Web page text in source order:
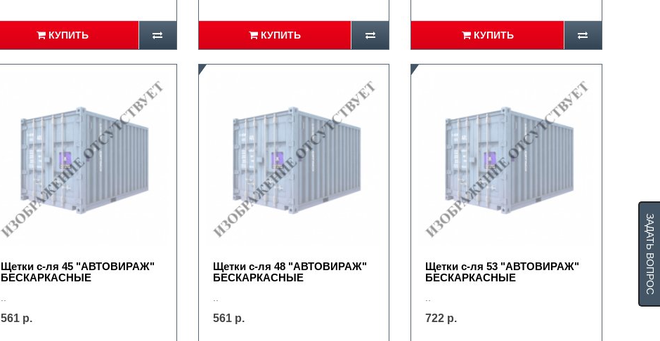
КУПИТЬ КУПИТЬ КУПИТЬ
Щетки с-ля 45 "АВТОВИРАЖ"
БЕСКАРКАСНЫЕ
..
561 р.
Щетки с-ля 48 "АВТОВИРАЖ"
БЕСКАРКАСНЫЕ
..
561 р.
Щетки с-ля 53 "АВТОВИРАЖ"
БЕСКАРКАСНЫЕ
..
722 р.
ЗАДАТЬ ВОПРОС